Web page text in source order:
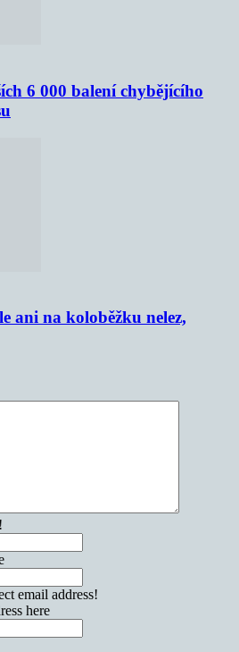
6 000 balení chybějícího
ani na koloběžku nelez,
email address!
here